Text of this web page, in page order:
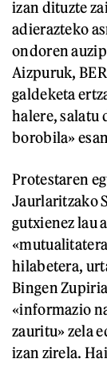
izan dituzte
adierazteko
ondoren
Aizpuruk,
galdeketa
halere, salatu
borobila»
Protestaren
Jaurlaritzako
gutxienez lau
hilabetera,
Bingen
«informazio
zauritu» zela
izan zirela.